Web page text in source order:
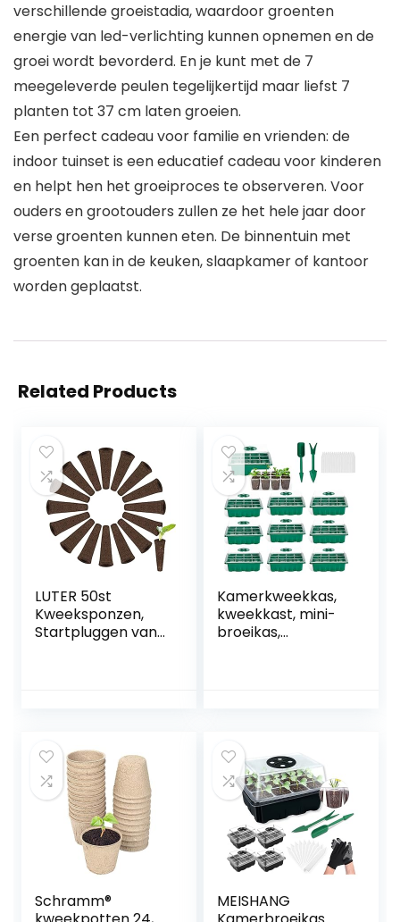
verschillende groeistadia, waardoor groenten
energie van led-verlichting kunnen opnemen en de
groei wordt bevorderd. En je kunt met de 7
meegeleverde peulen tegelijkertijd maar liefst 7
planten tot 37 cm laten groeien.
Een perfect cadeau voor familie en vrienden: de
indoor tuinset is een educatief cadeau voor kinderen
en helpt hen het groeiproces te observeren. Voor
ouders en grootouders zullen ze het hele jaar door
verse groenten kunnen eten. De binnentuin met
groenten kan in de keuken, slaapkamer of kantoor
worden geplaatst.
Related Products
LUTER 50st
Kweeksponzen,
Startpluggen van
Systeem
Kamerkweekkas,
kweekkast, mini-
broeikas,
Schramm®
MEISHANG